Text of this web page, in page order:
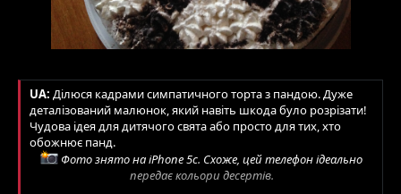
UA: Ділюся кадрами симпатичного торта з пандою. Дуже
деталізований малюнок, який навіть шкода було розрізати!
Чудова ідея для дитячого свята або просто для тих, хто
обожнює панд.
Фото знято на iPhone 5c. Схоже, цей телефон ідеально
передає кольори десертів.